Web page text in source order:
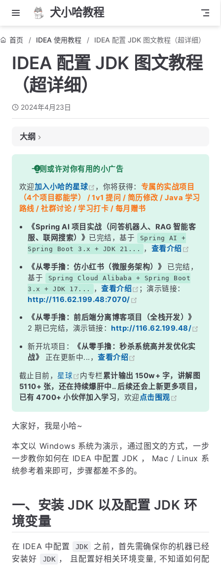
犬小哈教程
首页 IDEA 使用教程 IDEA 配置 JDK 图文教程（超详细）
IDEA 配置 JDK 图文教程
（超详细）
2024年4月23日
大纲
一、安装 JDK 以及配置 JDK 环境变量
二、IDEA 配置 JDK详细步骤
为当前项目配置 JDK
全局配置 JDK
一则或许对你有用的小广告
欢迎加入小哈的星球 ，你将获得： 专属的实战项目
（4个项目都能学） / 1v1 提问 / 简历修改 / Java 学习
路线 / 社群讨论 / 学习打卡 / 每月赠书
《Spring AI 项目实战（问答机器人、RAG 智能客
服、联网搜索）》 已完结，基于
Spring AI +
Spring Boot 3.x + JDK 21...
， 查看介绍
《从零手撸：仿小红书（微服务架构）》
已完结，
基于
Spring Cloud Alibaba + Spring Boot
3.x + JDK 17...
，查看介绍
；演示链接：
http://116.62.199.48:7070/
《从零手撸：前后端分离博客项目（全栈开发）》
2 期已完结，演示链接： http://116.62.199.48/
新开坑项目：
《从零手撸：秒杀系统高并发优化实
战》
正在更新中...，查看介绍
截止目前， 星球 内专栏累计输出 150w+ 字，讲解图
5110+ 张，还在持续爆肝中.. 后续还会上新更多项目，
已有 4700+ 小伙伴加入学习，欢迎点击围观
大家好，我是小哈~
本文以 Windows 系统为演示，通过图文的方式，一步
一步教你如何在 IDEA 中配置 JDK ， Mac / Linux 系
统参考着来即可，步骤都差不多的。
一、安装 JDK 以及配置 JDK 环
境变量
在 IDEA 中配置 JDK
之前，首先需确保你的机器已经
安装好
JDK ， 且配置好相关环境变量, 不知道如何配